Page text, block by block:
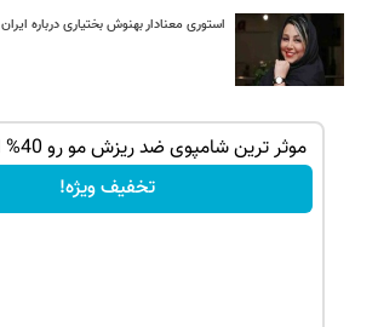
استوری معنادار بهنوش بختیاری درباره
موثر ترین شامپوی ضد ریزش مو رو 40% ارزون تر بخر
تخفیف ویژه!